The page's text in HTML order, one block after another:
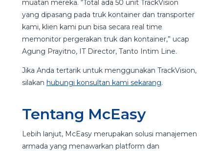
muatan mereka. “Total ada 50 unit TrackVision
yang dipasang pada truk kontainer dan transporter
kami, klien kami pun bisa secara real time
memonitor pergerakan truk dan kontainer,” ucap
Agung Prayitno, IT Director, Tanto Intim Line.
Jika Anda tertarik untuk menggunakan TrackVision,
silakan hubungi konsultan kami sekarang.
Tentang McEasy
Lebih lanjut, McEasy merupakan solusi manajemen
armada yang menawarkan platform dan